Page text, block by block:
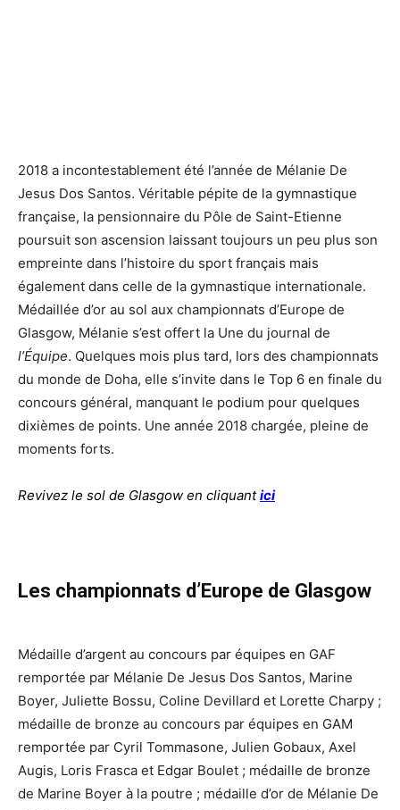
2018 a incontestablement été l’année de Mélanie De
Jesus Dos Santos. Véritable pépite de la gymnastique
française, la pensionnaire du Pôle de Saint-Etienne
poursuit son ascension laissant toujours un peu plus son
empreinte dans l’histoire du sport français mais
également dans celle de la gymnastique internationale.
Médaillée d’or au sol aux championnats d’Europe de
Glasgow, Mélanie s’est offert la Une du journal de
l’Équipe. Quelques mois plus tard, lors des championnats
du monde de Doha, elle s’invite dans le Top 6 en finale du
concours général, manquant le podium pour quelques
dixièmes de points. Une année 2018 chargée, pleine de
moments forts.
Revivez le sol de Glasgow en cliquantici
Les championnats d’Europe de Glasgow
Médaille d’argent au concours par équipes en GAF
remportée par Mélanie De Jesus Dos Santos, Marine
Boyer, Juliette Bossu, Coline Devillard et Lorette Charpy ;
médaille de bronze au concours par équipes en GAM
remportée par Cyril Tommasone, Julien Gobaux, Axel
Augis, Loris Frasca et Edgar Boulet ; médaille de bronze
de Marine Boyer à la poutre ; médaille d’or de Mélanie De